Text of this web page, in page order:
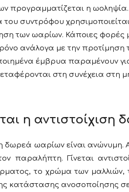
προγραμματίζεται η ωοληψία.
συντρόφου
των ωαρίων. Κάποιες φορές
ανάλογα με την προτίμηση
έμβρυα παραμένουν
στη συνέχεια στη
η αντιστοίχιση
δωρεά ωαρίων είναι ανώνυμη.
παραλήπτη. Γίνεται
το χρώμα των μαλλιών,
κατάστασης ανοσοποίησης